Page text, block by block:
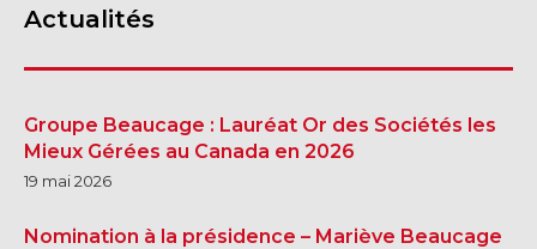
Actualités
Groupe Beaucage : Lauréat Or des Sociétés les
Mieux Gérées au Canada en 2026
19 mai 2026
Nomination à la présidence – Mariève Beaucage